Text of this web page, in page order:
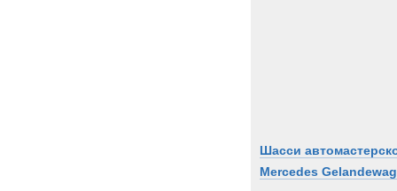
Шасси
Mercedes